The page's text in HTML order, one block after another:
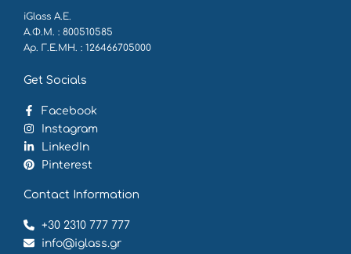
iGlass Α.Ε.
Α.Φ.Μ. : 800510585
Αρ. Γ.Ε.ΜΗ. : 126466705000
Get Socials
Facebook
Instagram
LinkedIn
Pinterest
Contact Information
+30 2310 777 777
info@iglass.gr